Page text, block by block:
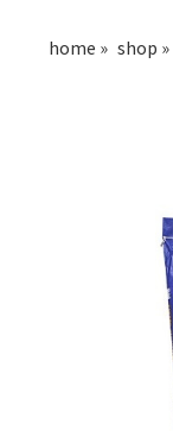
home » shop »